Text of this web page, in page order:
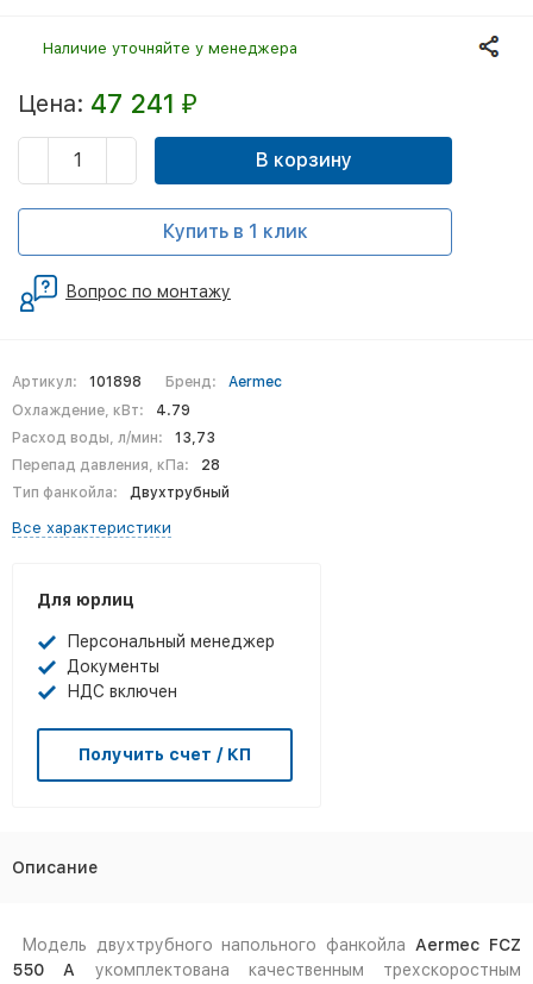
Артикул: 101898 Бренд:
Aermec
Охлаждение, кВт:
4.79
Расход воды, л/мин:
13,73
Перепад давления, кПа:
28
Тип фанкойла:
Двухтрубный
Все характеристики
Для юрлиц
Персональный менеджер
Документы
НДС включен
Получить счет / КП
Наличие уточняйте у менеджера
Цена: 47 241 ₽
В корзину
Купить в 1 клик
Вопрос по монтажу
Описание
Модель двухтрубного напольного фанкойла Aermec FCZ
550 A укомплектована качественным трехскоростным